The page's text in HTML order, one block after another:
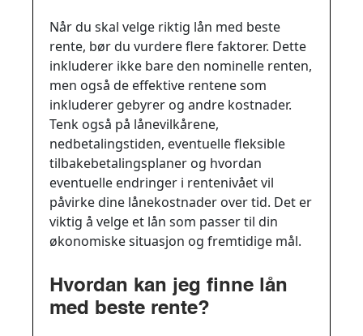
Når du skal velge riktig lån med beste
rente, bør du vurdere flere faktorer. Dette
inkluderer ikke bare den nominelle renten,
men også de effektive rentene som
inkluderer gebyrer og andre kostnader.
Tenk også på lånevilkårene,
nedbetalingstiden, eventuelle fleksible
tilbakebetalingsplaner og hvordan
eventuelle endringer i rentenivået vil
påvirke dine lånekostnader over tid. Det er
viktig å velge et lån som passer til din
økonomiske situasjon og fremtidige mål.
Hvordan kan jeg finne lån
med beste rente?